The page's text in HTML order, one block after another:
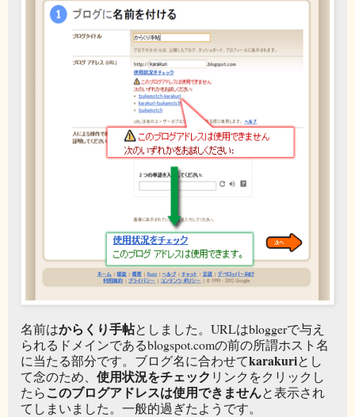
名前はからくり手帖としました。URLはbloggerで与え
られるドメインであるblogspot.comの前の所謂ホスト名
に当たる部分です。ブログ名に合わせてkarakuriとし
て念のため、 使用状況をチェック リンクをクリックし
たらこのブログアドレスは使用できませんと表示され
てしまいました。一般的過ぎたようです。